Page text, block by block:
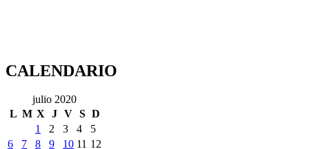
CALENDARIO
julio 2020
L M X J V S D
1
2 3 4
5
6
7 8 9 10 11 12